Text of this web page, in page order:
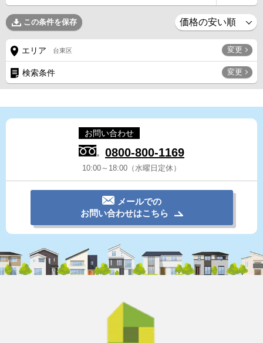
この条件を保存
エリア 台東区 変更
検索条件 変更
お問い合わせ
0800-800-1169
10:00～18:00（水曜日定休）
メールでの
お問い合わせはこちら